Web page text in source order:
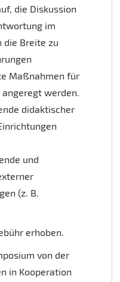
die Diskussion
im
die Breite zu
Maßnahmen für
angeregt werden.
didaktischer
und
(z. B.
erhoben.
von der
in Kooperation